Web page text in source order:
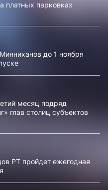
платных парковках
до 1 ноября
месяц подряд
глав столиц субъектов
РТ пройдет ежегодная